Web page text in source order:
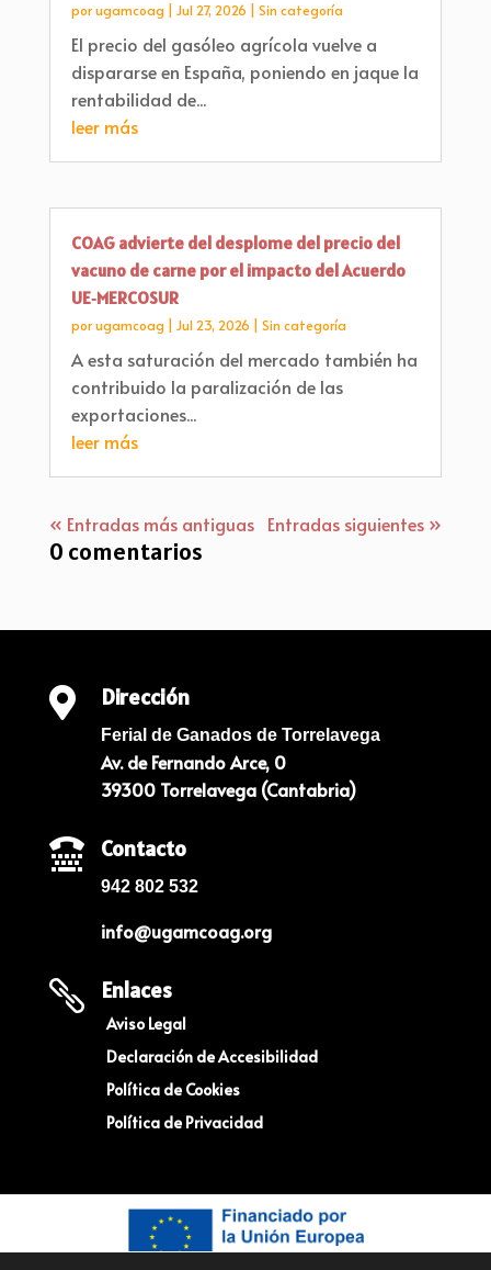
porugamcoag Jul 27, 2026 Sin categoría
El precio del gasóleo agrícola vuelve a
dispararse en España, poniendo en jaque la
rentabilidad de...
leer más
COAG advierte del desplome del precio del
vacuno de carne por el impacto del Acuerdo
UE‑MERCOSUR
porugamcoag Jul 23, 2026 Sin categoría
A esta saturación del mercado también ha
contribuido la paralización de las
exportaciones...
leer más
« Entradas más antiguas Entradas siguientes »
0 comentarios
 Dirección
Ferial de Ganados de Torrelavega
Av. de Fernando Arce, 0
39300 Torrelavega (Cantabria)
 Contacto
942 802 532
info@ugamcoag.org
 Enlaces
Aviso Legal
Declaración de Accesibilidad
Política de Cookies
Política de Privacidad